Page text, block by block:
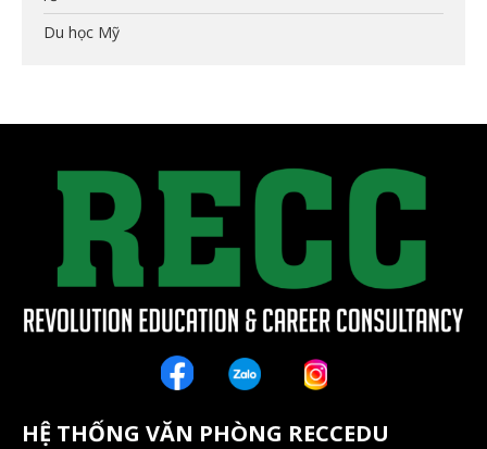
Du học Mỹ
HỆ THỐNG VĂN PHÒNG RECCEDU